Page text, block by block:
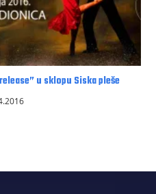
u sklopu Siska pleše